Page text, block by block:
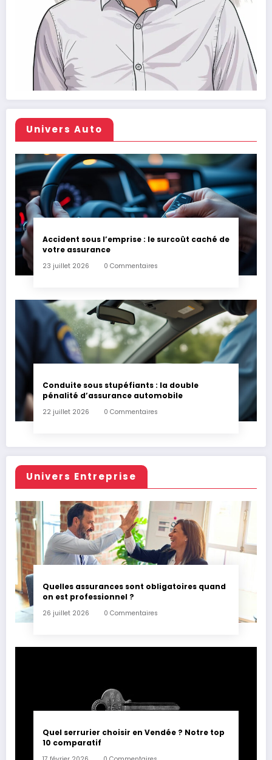
Univers Auto
Accident sous l’emprise : le surcoût caché de
votre assurance
23 juillet 2026 0 Commentaires
Conduite sous stupéfiants : la double
pénalité d’assurance automobile
22 juillet 2026 0 Commentaires
Univers Entreprise
Quelles assurances sont obligatoires quand
on est professionnel ?
26 juillet 2026 0 Commentaires
Quel serrurier choisir en Vendée ? Notre top
10 comparatif